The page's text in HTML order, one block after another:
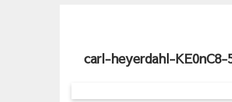
carl-heyerdahl-